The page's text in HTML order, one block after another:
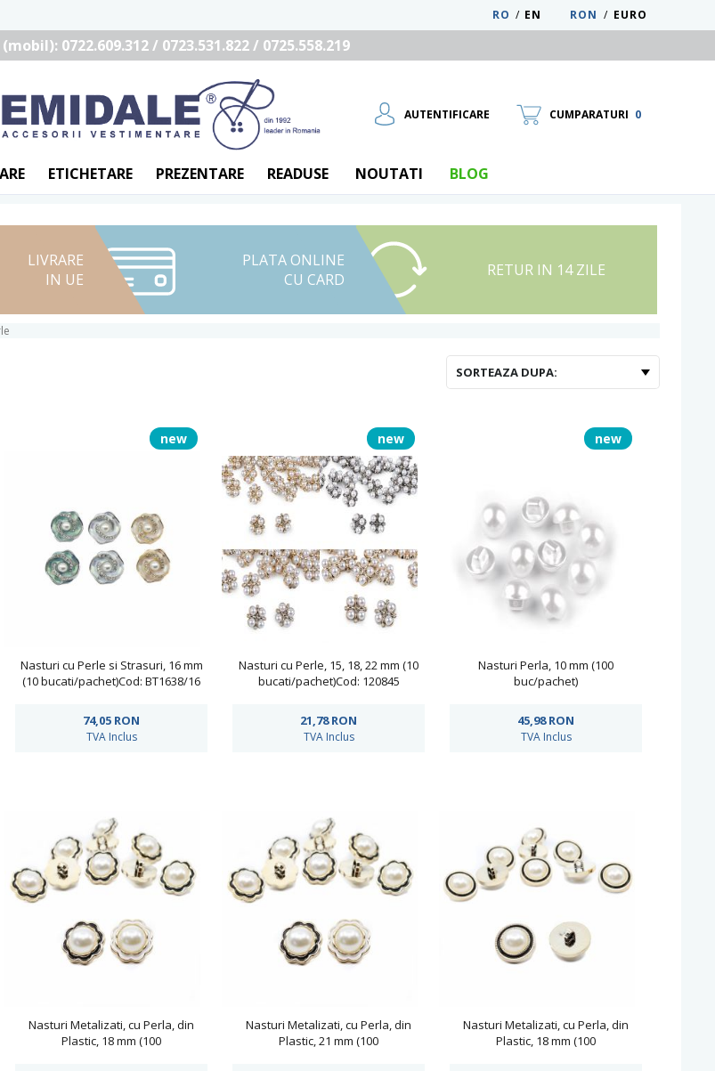
RON / EURO
EN
/
RO
0722.609.312 / 0723.531.822 / 0725.558.219
AUTENTIFICARE
UTILIZATOR NOU
RECUPEREAZA PAROLA
CUMPARATURI 0
ETICHETARE PREZENTARE READUSE NOUTATI BLOG
LIVRARE
IN UE
PLATA ONLINE
CU CARD
RETUR IN 14 ZILE
SORTEAZA DUPA:
new
Nasturi cu Perle si Strasuri, 16 mm
(10 bucati/pachet)Cod: BT1638/16
74,05 RON
TVA Inclus
new
Nasturi cu Perle, 15, 18, 22 mm (10
bucati/pachet)Cod: 120845
21,78RON
TVA Inclus
new
Nasturi Perla, 10 mm (100
buc/pachet)
45,98RON
TVA Inclus
Nasturi Metalizati, cu Perla, din
Plastic, 18 mm (100
Nasturi Metalizati, cu Perla, din
Plastic, 21 mm (100
Nasturi Metalizati, cu Perla, din
Plastic, 18 mm (100